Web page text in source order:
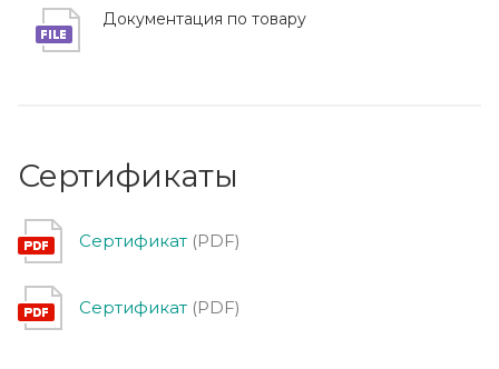
Документация по товару
Сертификаты
Сертификат (PDF)
Сертификат (PDF)